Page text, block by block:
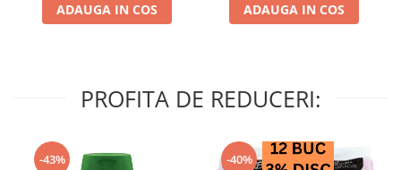
ADAUGA IN COS ADAUGA IN COS
PROFITA DE REDUCERI:
-43% -40%